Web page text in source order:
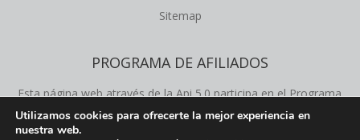
Sitemap
PROGRAMA DE AFILIADOS
Esta página web através de la Api 5.0 participa en el Programa
de Afiliados de Amazon Product Advertising, este programa
permite a los propietários de la web obtener comisiones de
Utilizamos cookies para ofrecerte la mejor experiencia en
nuestra web.